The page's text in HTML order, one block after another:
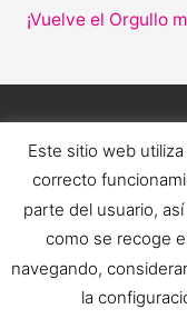
¡Vuelve el Orgullo
Este sitio web
correcto
parte del usuario,
como se recoge
navegando,
la